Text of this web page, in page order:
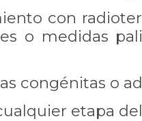
con
o medidas
congénitas o
etapa